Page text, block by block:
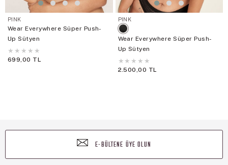
PINK
Wear Everywhere Süper Push-
Up Sütyen
★ ★ ★ ★ ★
699,00 TL
PINK
Wear Everywhere Süper Push-
Up Sütyen
★ ★ ★ ★ ★
2.500,00 TL
E-BÜLTENE ÜYE OLUN